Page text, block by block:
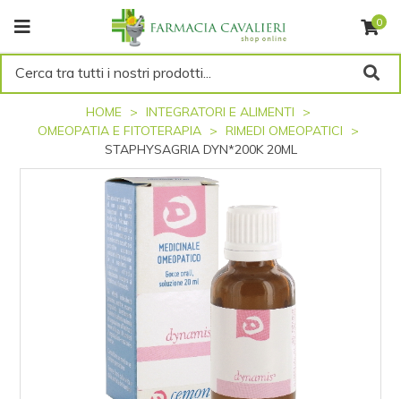
0
Cerca tra tutti i nostri prodotti...
HOME
INTEGRATORI E ALIMENTI
OMEOPATIA E FITOTERAPIA
RIMEDI OMEOPATICI
STAPHYSAGRIA DYN*200K 20ML